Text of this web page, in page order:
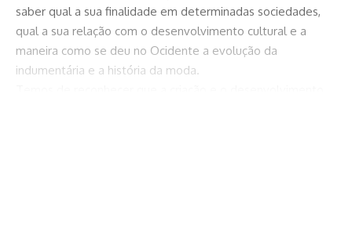
saber qual a sua finalidade em determinadas sociedades,
qual a sua relação com o desenvolvimento cultural e a
maneira como se deu no Ocidente a evolução da
indumentária e a história da moda.